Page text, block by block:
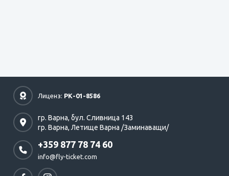
Лиценз: РК-01-8586
гр. Варна, бул. Сливница 143
гр. Варна, Летище Варна /Заминаващи/
+359 877 78 74 60
info@fly-ticket.com